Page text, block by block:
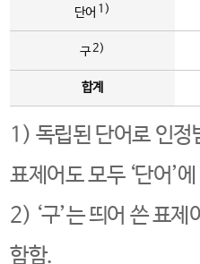
단어 1)
구2)
합계
1) 독립된 단어로 인정
표제어도 모두 ‘단어’
2) ‘구’는 띄어 쓴 표
함함.